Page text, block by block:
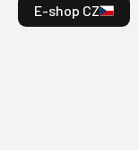
E-shop CZ